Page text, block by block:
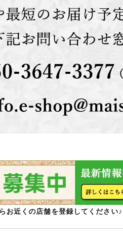
お近くの店舗を登録してください♪